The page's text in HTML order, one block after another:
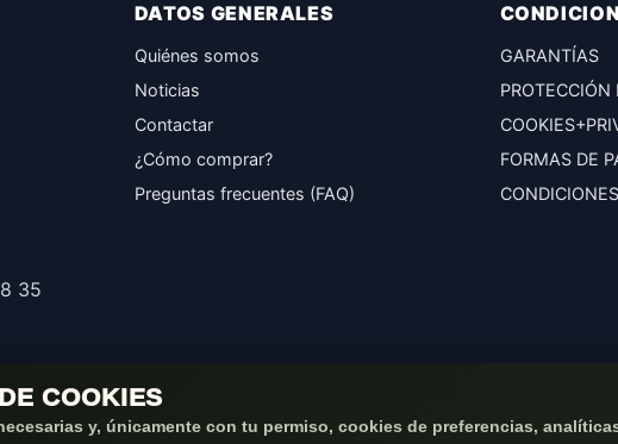
COOKIES
y, únicamente con tu permiso, cookies de preferencias,
35
DATOS GENERALES
Quiénes somos
Noticias
Contactar
¿Cómo comprar?
Preguntas frecuentes (FAQ)
GARANTÍAS
PROTECCIÓN
FORMAS DE